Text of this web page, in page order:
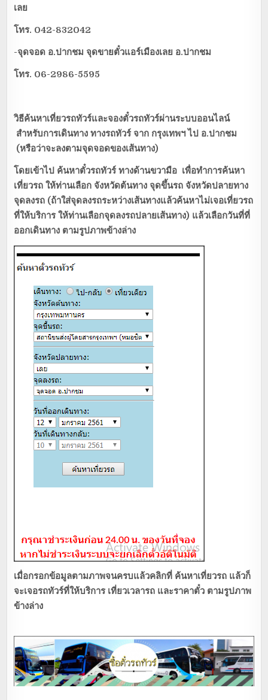
เลย
โทร. 042-832042
-จุดจอด อ.ปากชม จุดขายตั๋วแอร์เมืองเลย อ.ปากชม
โทร. 06-2986-5595
วิธีค้นหาเที่ยวรถทัวร์และจองตั๋วรถทัวร์ผ่านระบบออนไลน์
สำหรับการเดินทาง ทางรถทัวร์ จาก กรุงเทพฯไป อ.ปากชม
(หรือว่าจะลงตามจุดจอดของเส้นทาง)
โดยเข้าไป ค้นหาตั๋วรถทัวร์ ทางด้านขวามือ เพื่อทำการค้นหา
เที่ยวรถ ให้ท่านเลือก จังหวัดต้นทาง จุดขึ้นรถ จังหวัดปลายทาง
จุดลงรถ (ถ้าใส่จุดลงรถระหว่างเส้นทางแล้วค้นหาไม่เจอเที่ยวรถ
ที่ให้บริการ ให้ท่านเลือกจุดลงรถปลายเส้นทาง) แล้วเลือกวันที่ที่
ออกเดินทาง ตามรูปภาพข้างล่าง
เมื่อกรอกข้อมูลตามภาพจนครบแล้วคลิกที่ ค้นหาเที่ยวรถ แล้วก็
จะเจอรถทัวร์ที่ให้บริการ เที่ยวเวลารถ และราคาตั๋ว ตามรูปภาพ
ข้างล่าง